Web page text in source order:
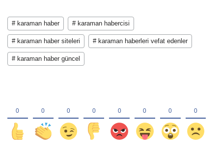
# karaman haber # karaman habercisi
# karaman haber siteleri # karaman haberleri vefat edenler
# karaman haber güncel